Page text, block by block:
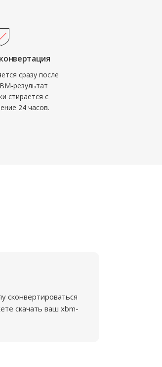
сразу после
результат
стирается с
24 часов.
сконвертироваться
скачать ваш xbm-